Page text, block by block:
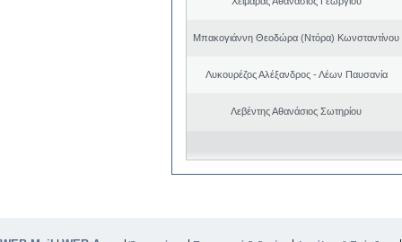
Μπακογιάννη Θεοδώρα (Ντόρα) Κωνσταντίνου
Λυκουρέζος Αλέξανδρος - Λέων Παυσανία
Λεβέντης Αθανάσιος Σωτηρίου